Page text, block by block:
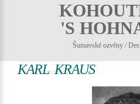
'S
Šumavské ozvěny /
KARL KRAUS